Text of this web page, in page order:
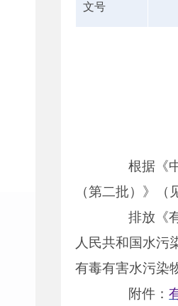
文号
根据《中
（第二批）》（
排放《有
人民共和国水污
有毒有害水污染
附件：